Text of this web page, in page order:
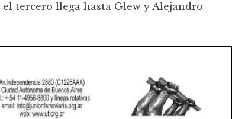
tercero llega hasta Glew y Alejandro